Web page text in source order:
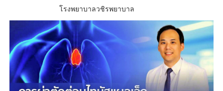
โรงพยาบาลวชิรพยาบาล